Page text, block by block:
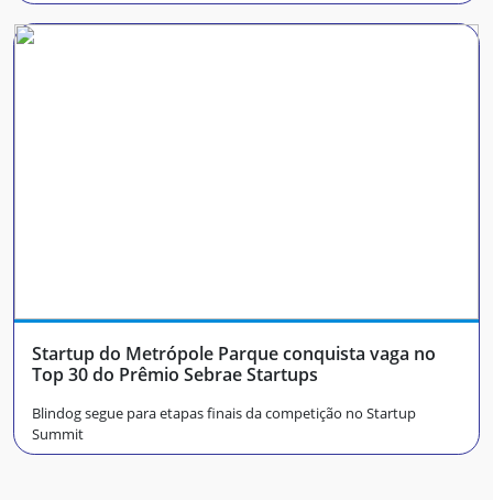
Startup do Metrópole Parque conquista vaga no
Top 30 do Prêmio Sebrae Startups
Blindog segue para etapas finais da competição no Startup
Summit